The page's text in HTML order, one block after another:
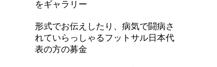
をギャラリー
形式でお伝えしたり、病気で闘病さ
れていらっしゃるフットサル日本代
表の方の募金